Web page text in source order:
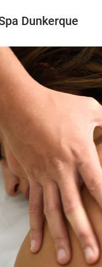
Dunkerque